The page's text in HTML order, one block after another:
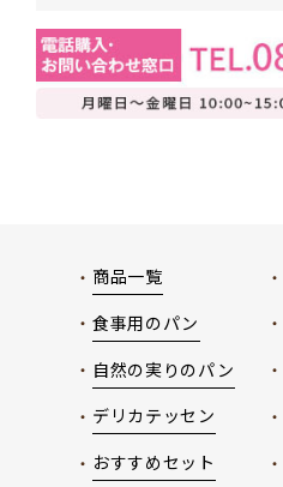
商品一覧
食事用のパン
自然の実りのパン
デリカテッセン
おすすめセット